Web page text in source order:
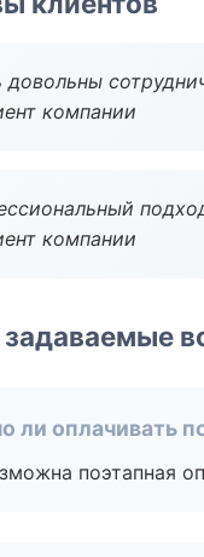
довольны
компании
компании
задаваемые
ли оплачивать
поэтапная